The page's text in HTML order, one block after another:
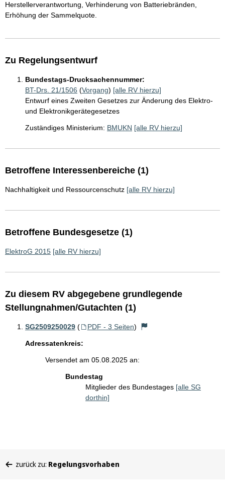
Herstellerverantwortung, Verhinderung von Batteriebränden,
Erhöhung der Sammelquote.
Zu Regelungsentwurf
Bundestags-Drucksachennummer:
BT-Drs. 21/1506 (Vorgang) [alle RV hierzu]
Entwurf eines Zweiten Gesetzes zur Änderung des Elektro-
und Elektronikgerätegesetzes
Zuständiges Ministerium: BMUKN [alle RV hierzu]
Betroffene Interessenbereiche (1)
Nachhaltigkeit und Ressourcenschutz [alle RV hierzu]
Betroffene Bundesgesetze (1)
ElektroG 2015 [alle RV hierzu]
Zu diesem RV abgegebene grundlegende
Stellungnahmen/Gutachten (1)
SG2509250029 ( PDF - 3 Seiten)
Adressatenkreis:
Versendet am 05.08.2025 an:
Bundestag
Mitglieder des Bundestages [alle SG
dorthin]
befinden
zurück zu: Regelungsvorhaben